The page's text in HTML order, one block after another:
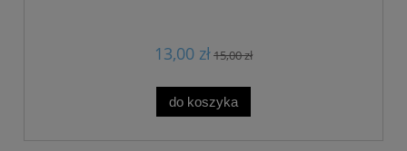
13,00 zł15,00 zł
do koszyka